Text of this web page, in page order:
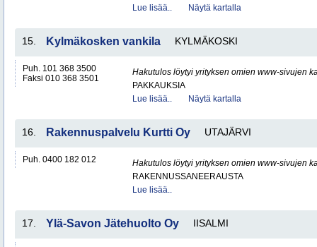
Lue lisää..
Näytä kartalla
15. Kylmäkosken vankila KYLMÄKOSKI
Puh. 101 368 3500
Faksi 010 368 3501
Hakutulos löytyi yrityksen omien www-sivujen
PAKKAUKSIA
Lue lisää..
Näytä kartalla
16. Rakennuspalvelu Kurtti Oy UTAJÄRVI
Puh. 0400 182 012
Hakutulos löytyi yrityksen omien www-sivujen
RAKENNUSSANEERAUSTA
Lue lisää..
17. Ylä-Savon Jätehuolto Oy IISALMI